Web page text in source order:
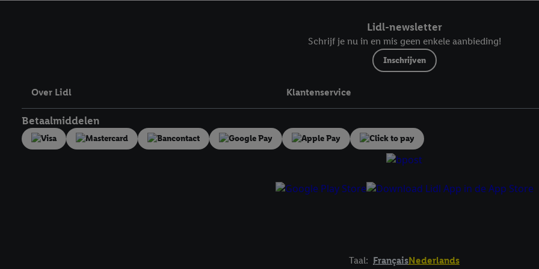
Lidl-newsletter
Schrijf je nu in en mis geen enkele aanbieding!
Inschrijven
Over Lidl Klantenservice
Betaalmiddelen
Taal: FrançaisNederlands